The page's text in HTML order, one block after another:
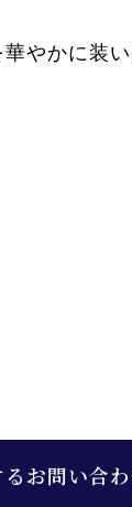
やかに装
お問い合